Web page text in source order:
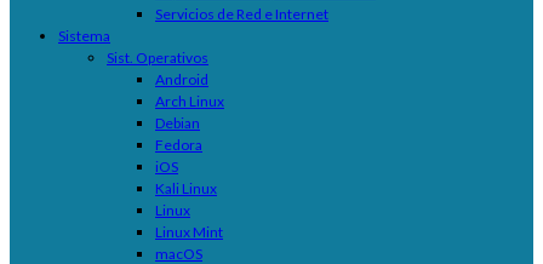
Servicios de Red e Internet
Sistema
Sist. Operativos
Android
Arch Linux
Debian
Fedora
iOS
Kali Linux
Linux
Linux Mint
macOS